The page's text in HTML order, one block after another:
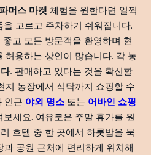
머스 마켓 체험을 원한다면 일찍
고르고 주차하기 쉬워집니다.
고 모든 방문객을 환영하며 현
허용하는 상인이 많습니다. 각 농
. 판매하고 있다는 것을 확신할
지 농장에서 식탁까지 쇼핑할 수
인근 야외 명소또는 어바인 쇼핑
세요. 여유로운 주말 휴가를 원
호텔 중 한 곳에서 하룻밤을 묵
과 공원 근처에 편리하게 위치해